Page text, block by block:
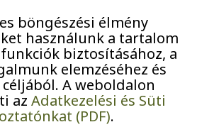
Gimnáziumhét tanulója érkezett
Kompassió program keretében.
minden délelőtt örömmel
mindennapjaiban: segítséget
problémák megoldásában,
a beszélgetni és társasozni
böngészési élmény
használunk a tartalom
biztosításához, a
elemzéséhez és
A weboldalon
az Adatkezelési és Süti
(PDF).